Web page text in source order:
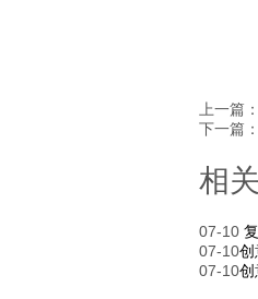
上一篇：
下一篇：
相
07-10
07-10创
07-10创